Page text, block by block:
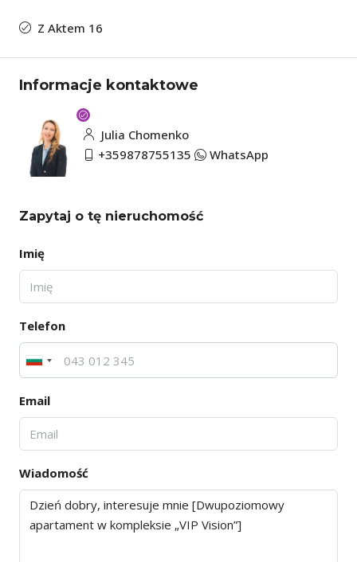
Z Aktem 16
Informacje kontaktowe
Julia Chomenko
+359878755135
WhatsApp
Zapytaj o tę nieruchomość
Imię
Telefon
Email
Wiadomość